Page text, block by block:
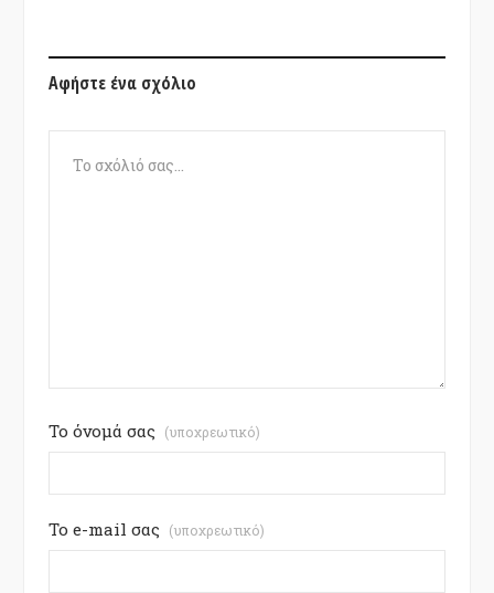
Αφήστε ένα σχόλιο
Το όνομά σας (υποχρεωτικό)
Το e-mail σας (υποχρεωτικό)